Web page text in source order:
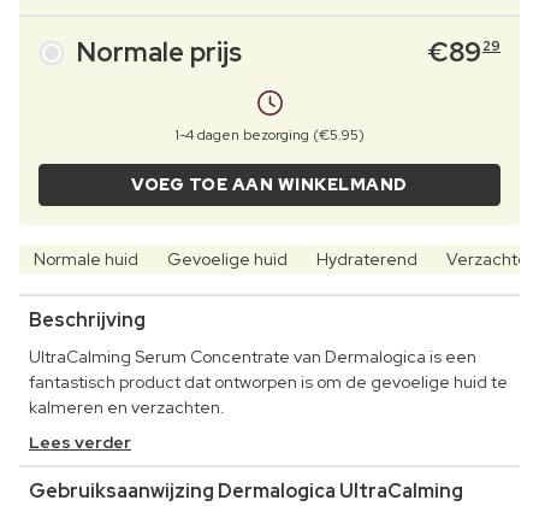
Normale prijs €89 29
1-4 dagen bezorging (€5.95)
VOEG TOE AAN WINKELMAND
Normale huid Gevoelige huid Hydraterend
Beschrijving
UltraCalming Serum Concentrate van Dermalogica is een
fantastisch product dat ontworpen is om de gevoelige huid te
kalmeren en verzachten.
Lees verder
Gebruiksaanwijzing Dermalogica UltraCalming